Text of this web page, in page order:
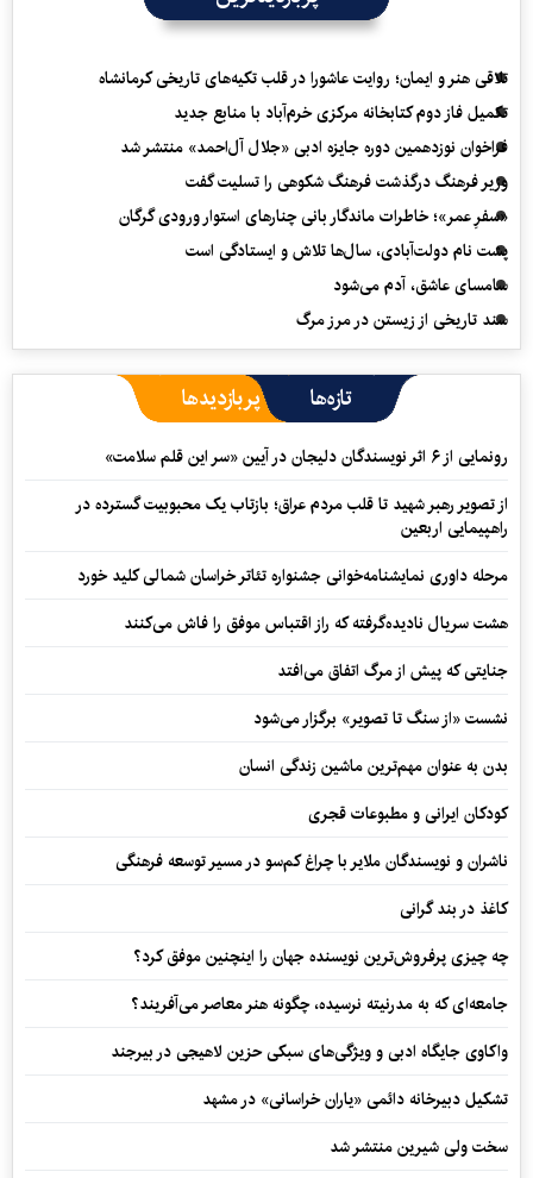
تلاقی هنر و ایمان؛ روایت عاشورا در قلب تکیه‌های تاریخی کرمانشاه
تکمیل فاز دوم کتابخانه مرکزی خرم‌آباد با منابع جدید
فراخوان نوزدهمین دوره جایزه ادبی «جلال آل‌احمد» منتشر شد
وزیر فرهنگ درگذشت فرهنگ شکوهی را تسلیت گفت
«سفرِ عمر»؛ خاطرات ماندگار بانی چنارهای استوار ورودی گرگان
پشت نام دولت‌آبادی، سال‌ها تلاش و ایستادگی است
سامسای عاشق، آدم می‌شود
سند تاریخی از زیستن در مرز مرگ
تازه‌ها پربازدیدها
رونمایی از ۶ اثر نویسندگان دلیجان در آیین «سر این قلم سلامت»
از تصویر رهبر شهید تا قلب مردم عراق؛ بازتاب یک محبوبیت گسترده در
راهپیمایی اربعین
مرحله داوری نمایشنامه‌خوانی جشنواره تئاتر خراسان شمالی کلید خورد
هشت سریال نادیده‌گرفته که راز اقتباس موفق را فاش می‌کنند
جنایتی که پیش از مرگ اتفاق می‌افتد
نشست «از سنگ تا تصویر» برگزار می‌شود
بدن به عنوان مهم‌ترین ماشین زندگی انسان
کودکان ایرانی و مطبوعات قجری
ناشران و نویسندگان ملایر با چراغ کم‌سو در مسیر توسعه فرهنگی
کاغذ در بند گرانی
چه چیزی پرفروش‌ترین نویسنده جهان را اینچنین موفق کرد؟
جامعه‌ای که به مدرنیته نرسیده، چگونه هنر معاصر می‌آفریند؟
واکاوی جایگاه ادبی و ویژگی‌های سبکی حزین لاهیجی در بیرجند
تشکیل دبیرخانه دائمی «یاران خراسانی» در مشهد
سخت ولی شیرین منتشر شد